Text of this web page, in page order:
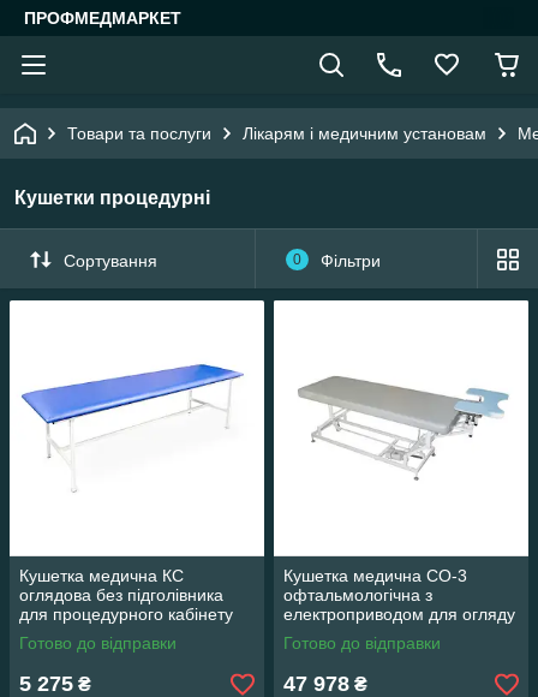
ПРОФМЕДМАРКЕТ
Товари та послуги Лікарям і медичним установам
Кушетки процедурні
Сортування 0 Фільтри
Кушетка медична КС
оглядова без підголівника
для процедурного кабінету
Готово до відправки
5 275 ₴
Кушетка медична СО-3
офтальмологічна з
електроприводом для огляду
пацієнта
Готово до відправки
47 978 ₴